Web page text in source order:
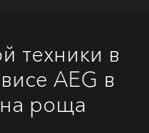
техники в
AEG в
роща